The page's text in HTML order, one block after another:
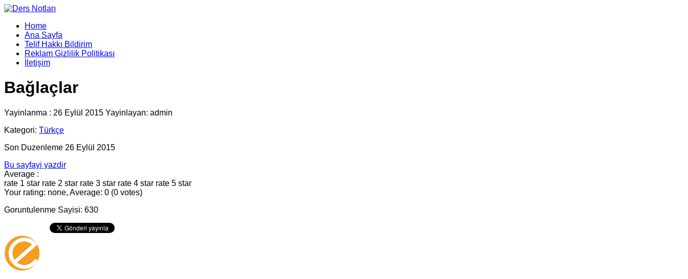
Home
Ana Sayfa
Telif Hakkı Bildirim
Reklam Gizlilik Politikası
İletişim
Bağlaçlar
Yayinlanma : 26 Eylül 2015 Yayinlayan: admin
Kategori: Türkçe
Son Duzenleme 26 Eylül 2015
Bu sayfayi yazdir
Average :
rate 1 star rate 2 star rate 3 star rate 4 star rate 5 star
Your rating: none, Average: 0 (0 votes)
Goruntulenme Sayisi: 630